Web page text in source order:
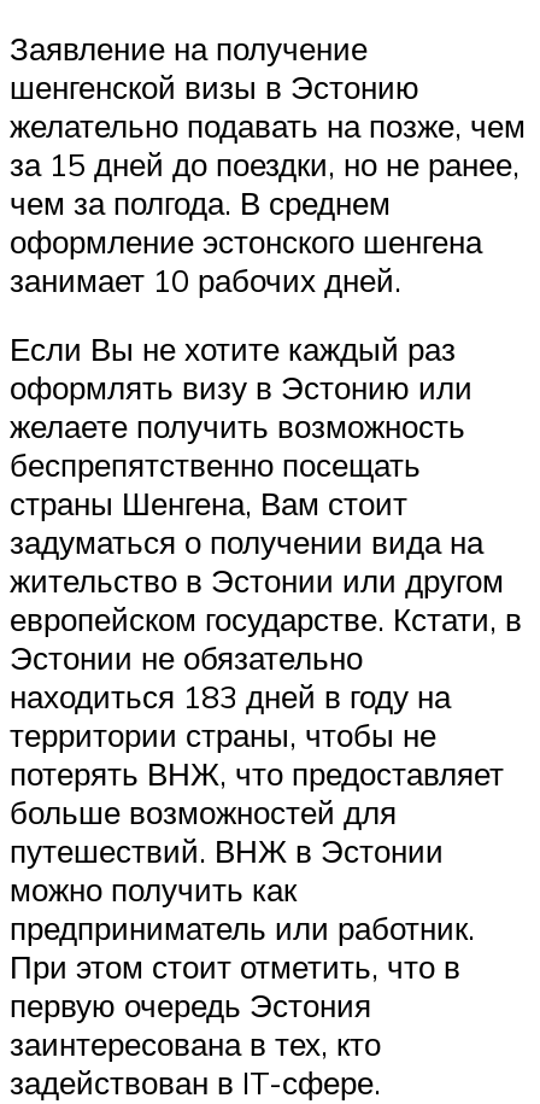
Заявление на получение
шенгенской визы в Эстонию
желательно подавать на позже, чем
за 15 дней до поездки, но не ранее,
чем за полгода. В среднем
оформление эстонского шенгена
занимает 10 рабочих дней.
Если Вы не хотите каждый раз
оформлять визу в Эстонию или
желаете получить возможность
беспрепятственно посещать
страны Шенгена, Вам стоит
задуматься о получении вида на
жительство в Эстонии или другом
европейском государстве. Кстати, в
Эстонии не обязательно
находиться 183 дней в году на
территории страны, чтобы не
потерять ВНЖ, что предоставляет
больше возможностей для
путешествий. ВНЖ в Эстонии
можно получить как
предприниматель или работник.
При этом стоит отметить, что в
первую очередь Эстония
заинтересована в тех, кто
задействован в IT-сфере.